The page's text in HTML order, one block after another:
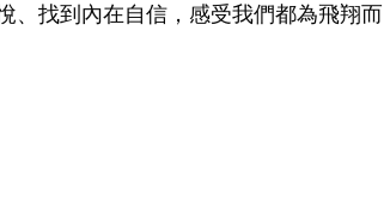
、找到內在自信，感受我們都為飛翔而